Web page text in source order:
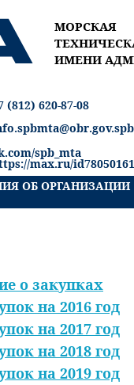
(812) 620-87-08
spb_mta
max.ru/
МОРСКАЯ
ИМЕНИ
ОБ ОРГАНИЗАЦИИ
о закупках
на 2016 год
на 2017 год
на 2018 год
на 2019 год